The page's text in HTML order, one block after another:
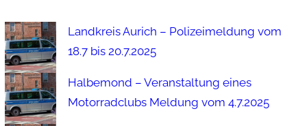
Landkreis Aurich – Polizeimeldung vom
18.7 bis 20.7.2025
Halbemond – Veranstaltung eines
Motorradclubs Meldung vom 4.7.2025